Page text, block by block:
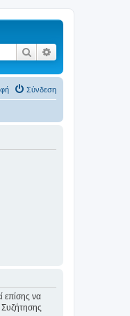
Αναζήτηση
Σύνδεση
επίσης να
Συζήτησης